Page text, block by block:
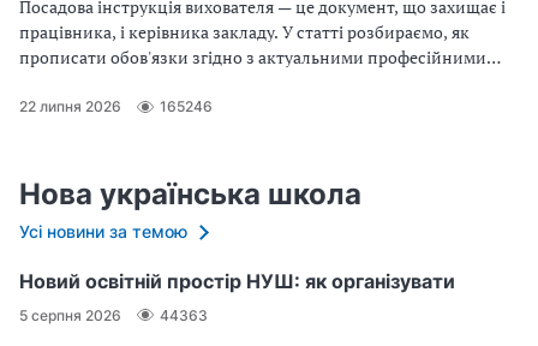
Посадова інструкція вихователя — це документ, що захищає і
працівника, і керівника закладу. У статті розбираємо, як
прописати обов'язки згідно з актуальними професійними
Бонус: готовий зразок інструкції, який можна завантажити та
22 липня 2026 165246
Нова українська школа
Усі новини за темою
Новий освітній простір НУШ: як організувати
5 серпня 2026 44363